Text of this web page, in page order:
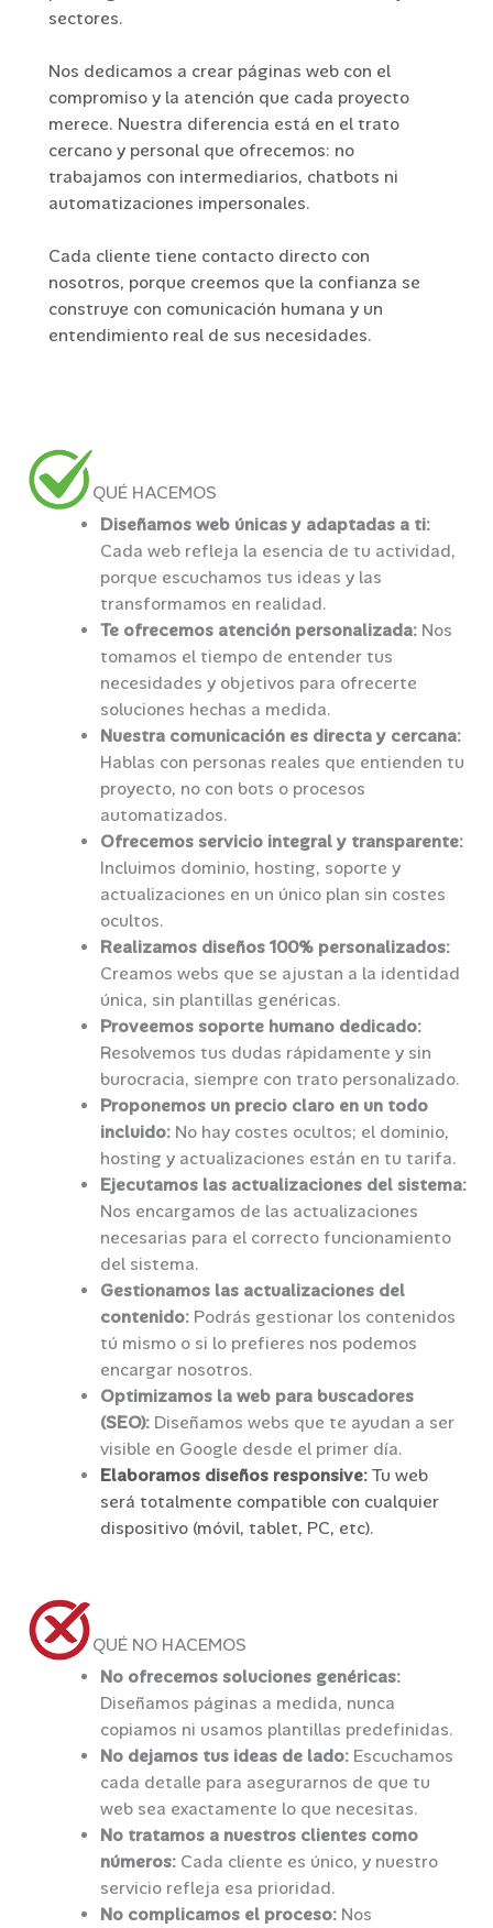
sectores.
Nos dedicamos a crear páginas web con el
compromiso y la atención que cada proyecto
merece. Nuestra diferencia está en el trato
cercano y personal que ofrecemos: no
trabajamos con intermediarios, chatbots ni
automatizaciones impersonales.
Cada cliente tiene contacto directo con
nosotros, porque creemos que la confianza se
construye con comunicación humana y un
entendimiento real de sus necesidades.
QUÉ HACEMOS
Diseñamos web únicas y adaptadas a ti:
Cada web refleja la esencia de tu actividad,
porque escuchamos tus ideas y las
transformamos en realidad.
Te ofrecemos atención personalizada: Nos
tomamos el tiempo de entender tus
necesidades y objetivos para ofrecerte
soluciones hechas a medida.
Nuestra comunicación es directa y cercana:
Hablas con personas reales que entienden tu
proyecto, no con bots o procesos
automatizados.
Ofrecemos servicio integral y transparente:
Incluimos dominio, hosting, soporte y
actualizaciones en un único plan sin costes
ocultos.
Realizamos diseños 100% personalizados:
Creamos webs que se ajustan a la identidad
única, sin plantillas genéricas.
Proveemos soporte humano dedicado:
Resolvemos tus dudas rápidamente y sin
burocracia, siempre con trato personalizado.
Proponemos un precio claro en un todo
incluido:No hay costes ocultos; el dominio,
hosting y actualizaciones están en tu tarifa.
Ejecutamos las actualizaciones del sistema:
Nos encargamos de las actualizaciones
necesarias para el correcto funcionamiento
del sistema.
Gestionamos las actualizaciones del
contenido:Podrás gestionar los contenidos
tú mismo o si lo prefieres nos podemos
encargar nosotros.
Optimizamos la web para buscadores
(SEO):Diseñamos webs que te ayudan a ser
visible en Google desde el primer día.
Elaboramos diseños responsive:Tu web
será totalmente compatible con cualquier
dispositivo (móvil, tablet, PC, etc).
QUÉ NO HACEMOS
No ofrecemos soluciones genéricas:
Diseñamos páginas a medida, nunca
copiamos ni usamos plantillas predefinidas.
No dejamos tus ideas de lado: Escuchamos
cada detalle para asegurarnos de que tu
web sea exactamente lo que necesitas.
No tratamos a nuestros clientes como
números: Cada cliente es único, y nuestro
servicio refleja esa prioridad.
No complicamos el proceso: Nos